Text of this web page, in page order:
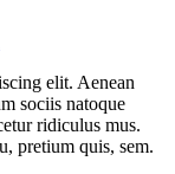
elit. Aenean
sociis natoque
ridiculus mus.
pretium quis, sem.